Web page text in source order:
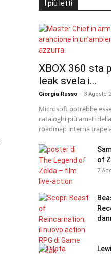
I più letti
XBOX 360 sta
leak svela i...
Giorgia Russo - 3 Agosto
Microsoft potrebbe
cataloghi più amati
roadmap interna
of
7